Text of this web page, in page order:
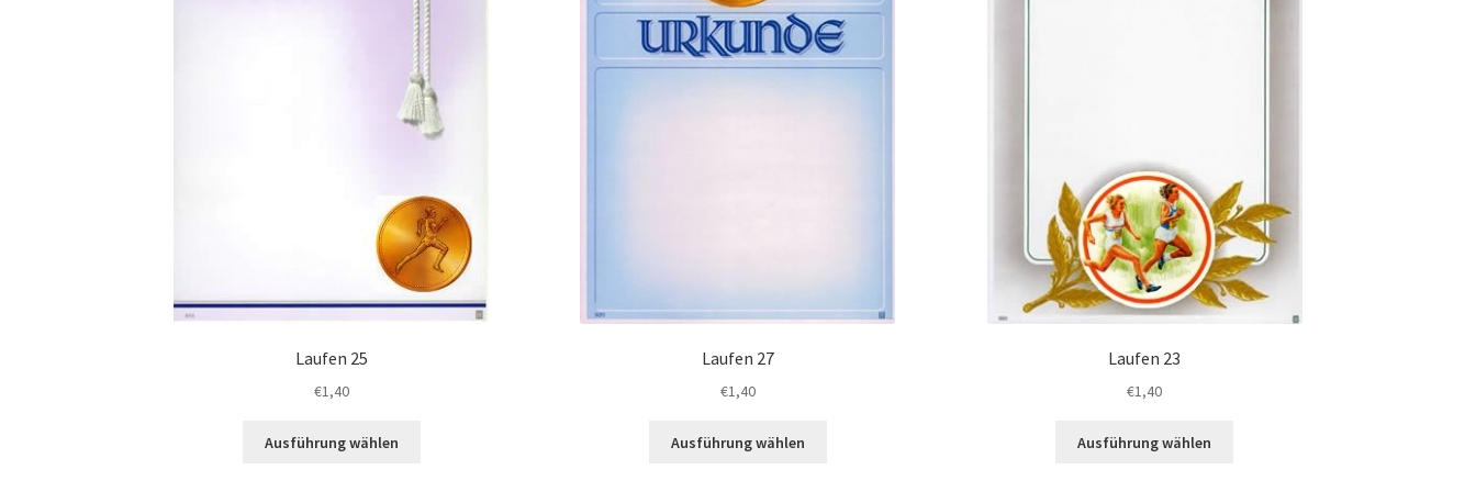
werden
werden
Laufen 25
€1,40
Ausführung wählen
Laufen 27
€1,40
Ausführung wählen
Laufen 23
€1,40
Ausführung wählen